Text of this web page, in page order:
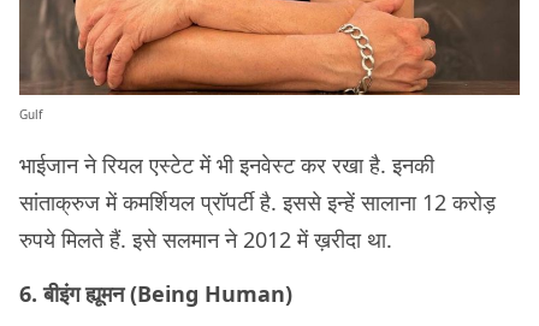
Gulf
भाईजान ने रियल एस्टेट में भी इनवेस्ट कर रखा है. इनकी
सांताक्रुज में कमर्शियल प्रॉपर्टी है. इससे इन्हें सालाना 12 करोड़
रुपये मिलते हैं. इसे सलमान ने 2012 में ख़रीदा था.
6. बीइंग ह्यूमन (Being Human)